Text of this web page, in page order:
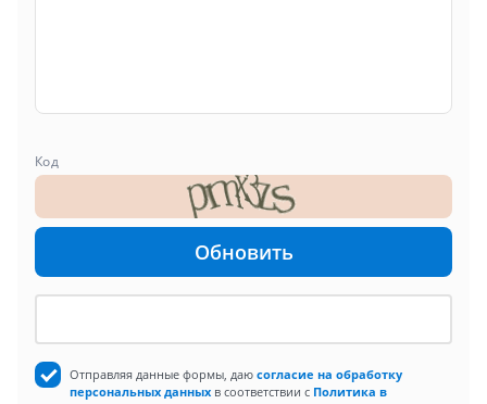
Код
Обновить
Отправляя данные формы, даю согласие на обработку
персональных данных в соответствии с Политика в